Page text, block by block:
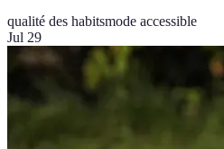
qualité des habitsmode accessible
Jul 29